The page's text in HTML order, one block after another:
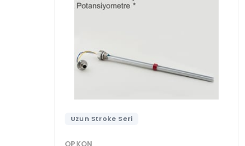
Uzun Stroke Seri
OPKON